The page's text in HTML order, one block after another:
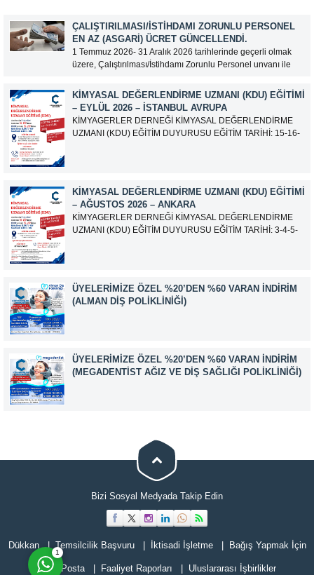
ÇALIŞTIRILMASI/İSTIHDAMI ZORUNLU PERSONEL
EN AZ (ASGARI) ÜCRET GÜNCELLENDI.
1 Temmuz 2026- 31 Aralık 2026 tarihlerinde geçerli olmak
üzere, Çalıştırılması/İstihdamı Zorunlu Personel unvanı ile
ücreti 95.500,00 TL (Doksan Beş Bin Beş Yüz Türk Lirası)
olarak güncellemiştir.
KIMYASAL DEĞERLENDIRME UZMANI (KDU) EĞITIMI
– EYLÜL 2026 – İSTANBUL AVRUPA
KİMYAGERLER DERNEĞİ KİMYASAL DEĞERLENDİRME
UZMANI (KDU) EĞİTİM DUYURUSU EĞİTİM TARİHİ: 15-16-
iletisim@kimyager.orgBAŞVURU İRTİBAT...
KIMYASAL DEĞERLENDIRME UZMANI (KDU) EĞITIMI
– AĞUSTOS 2026 – ANKARA
KİMYAGERLER DERNEĞİ KİMYASAL DEĞERLENDİRME
UZMANI (KDU) EĞİTİM DUYURUSU EĞİTİM TARİHİ: 3-4-5-
AKKUZU İLETİŞİM: iletisim@kimyager.orgBAŞVURU
İRTİBAT NUMARASI:0530 500 68...
ÜYELERIMIZE ÖZEL %20’DEN %60 VARAN İNDIRIM
(ALMAN DIŞ POLIKLINIĞI)
ÜYELERIMIZE ÖZEL %20’DEN %60 VARAN İNDIRIM
(MEGADENTIST AĞIZ VE DIŞ SAĞLIĞI POLIKLINIĞI)
Bizi Sosyal Medyada Takip Edin
Dükkan Temsilcilik Başvuru İktisadi İşletme Bağış Yapmak İçin
E-Posta Faaliyet Raporları Uluslararası İşbirlikler
1